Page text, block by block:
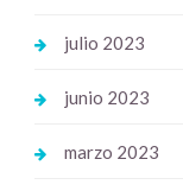
julio 2023
junio 2023
marzo 2023